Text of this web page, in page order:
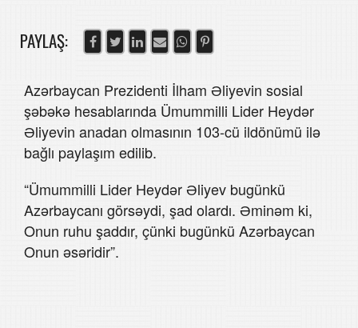
PAYLAŞ:
Azərbaycan Prezidenti İlham Əliyevin sosial
şəbəkə hesablarında Ümummilli Lider Heydər
Əliyevin anadan olmasının 103-cü ildönümü ilə
bağlı paylaşım edilib.
“Ümummilli Lider Heydər Əliyev bugünkü
Azərbaycanı görsəydi, şad olardı. Əminəm ki,
Onun ruhu şaddır, çünki bugünkü Azərbaycan
Onun əsəridir”.